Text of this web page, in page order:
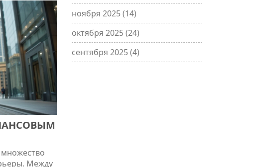
Между
ноября 2025(14)
октября 2025(24)
сентября 2025(4)